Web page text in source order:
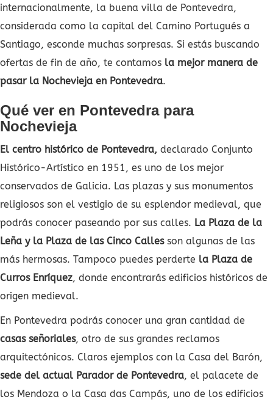
internacionalmente, la buena villa de Pontevedra,
considerada como la capital del Camino Portugués a
Santiago, esconde muchas sorpresas. Si estás buscando
ofertas de fin de año, te contamos la mejor manera de
pasar la Nochevieja en Pontevedra.
Qué ver en Pontevedra para
Nochevieja
El centro histórico de Pontevedra, declarado Conjunto
Histórico-Artístico en 1951, es uno de los mejor
conservados de Galicia. Las plazas y sus monumentos
religiosos son el vestigio de su esplendor medieval, que
podrás conocer paseando por sus calles. La Plaza de la
Leña y la Plaza de las Cinco Callesson algunas de las
más hermosas. Tampoco puedes perderte la Plaza de
Curros Enríquez, donde encontrarás edificios históricos de
origen medieval.
En Pontevedra podrás conocer una gran cantidad de
casas señoriales, otro de sus grandes reclamos
arquitectónicos. Claros ejemplos con la Casa del Barón,
sede del actual Parador de Pontevedra, el palacete de
los Mendoza o la Casa das Campás, uno de los edificios